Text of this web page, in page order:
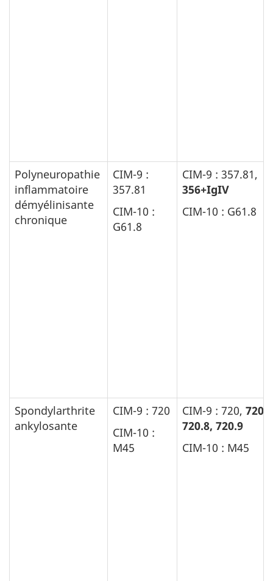
Polyneuropathie
inflammatoire
démyélinisante
chronique
CIM-9 :
357.81
CIM-10 :
G61.8
CIM-9 : 357.81,
356+IgIV
CIM-10 : G61.8
Spondylarthrite
ankylosante
CIM-9 : 720
CIM-10 :
M45
CIM-9 : 720,
720.8, 720.9
CIM-10 : M45